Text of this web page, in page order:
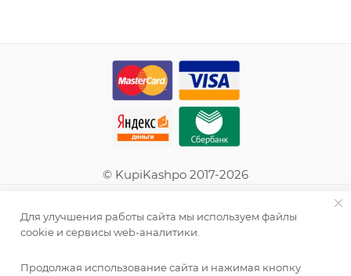
© KupiKashpo 2017-2026
Для улучшения работы сайта мы используем файлы
cookie и сервисы web-аналитики.
Продолжая использование сайта и нажимая кнопку